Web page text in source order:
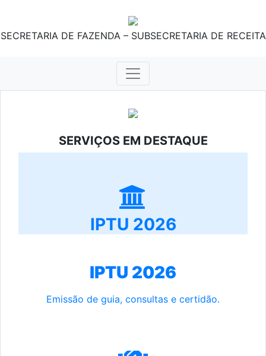
SECRETARIA DE FAZENDA – SUBSECRETARIA DE RECEITA
SERVIÇOS EM DESTAQUE
IPTU 2026
IPTU 2026
Emissão de guia, consultas e certidão.